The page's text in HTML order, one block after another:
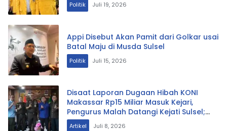
Politik Juli 19, 2026
Appi Disebut Akan Pamit dari Golkar usai
Batal Maju di Musda Sulsel
Politik Juli 15, 2026
Disaat Laporan Dugaan Hibah KONI
Makassar Rp15 Miliar Masuk Kejari,
Pengurus Malah Datangi Kejati Sulsel;
Ada Apa.?
Artikel Juli 8, 2026